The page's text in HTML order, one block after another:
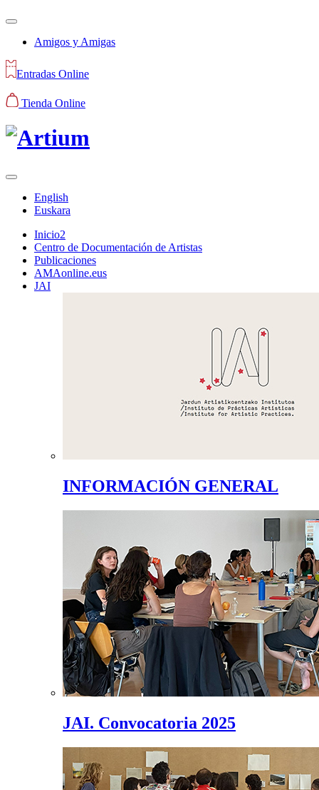
Amigos y Amigas
Entradas Online
Tienda Online
English
Euskara
Inicio2
Centro de Documentación de Artistas
Publicaciones
AMAonline.eus
JAI
INFORMACIÓN GENERAL
JAI. Convocatoria 2025